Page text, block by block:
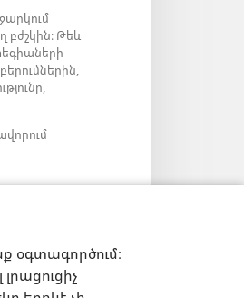
օգտագործում։
Թեև